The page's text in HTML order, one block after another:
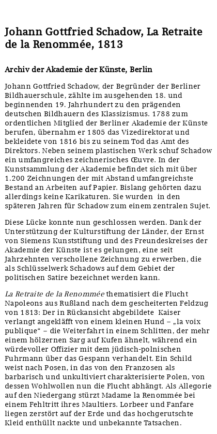
Johann Gottfried Schadow, La Retraite
de la Renommée, 1813
Archiv der Akademie der Künste, Berlin
Johann Gottfried Schadow, der Begründer der Berliner
Bildhauerschule, zählte im ausgehenden 18. und
beginnenden 19. Jahrhundert zu den prägenden
deutschen Bildhauern des Klassizismus. 1788 zum
ordentlichen Mitglied der Berliner Akademie der Künste
berufen, übernahm er 1805 das Vizedirektorat und
bekleidete von 1816 bis zu seinem Tod das Amt des
Direktors. Neben seinem plastischen Werk schuf Schadow
ein umfangreiches zeichnerisches Œuvre. In der
Kunstsammlung der Akademie befindet sich mit über
1.200 Zeichnungen der mit Abstand umfangreichste
Bestand an Arbeiten auf Papier. Bislang gehörten dazu
allerdings keine Karikaturen. Sie wurden in den
späteren Jahren für Schadow zum einem zentralen Sujet.
Diese Lücke konnte nun geschlossen werden. Dank der
Unterstützung der Kulturstiftung der Länder, der Ernst
von Siemens Kunststiftung und des Freundeskreises der
Akademie der Künste ist es gelungen, eine seit
Jahrzehnten verschollene Zeichnung zu erwerben, die
als Schlüsselwerk Schadows auf dem Gebiet der
politischen Satire bezeichnet werden kann.
La Retraite de la Renomméethematisiert die Flucht
Napoleons aus Rußland nach dem gescheiterten Feldzug
von 1813: Der in Rückansicht abgebildete Kaiser
verlangt angekläfft von einem kleinen Hund – „la voix
publique“ – die Weiterfahrt in einem Schlitten, der mehr
einem hölzernen Sarg auf Kufen ähnelt, während ein
würdevoller Offizier mit dem jüdisch-polnischen
Fuhrmann über das Gespann verhandelt. Ein Schild
weist nach Posen, in das von den Franzosen als
barbarisch und unkultiviert charakterisierte Polen, von
dessen Wohlwollen nun die Flucht abhängt. Als Allegorie
auf den Niedergang stürzt Madame la Renommée bei
einem Fehltritt ihres Maultiers. Lorbeer und Fanfare
liegen zerstört auf der Erde und das hochgerutschte
Kleid enthüllt nackte und unbekannte Tatsachen.